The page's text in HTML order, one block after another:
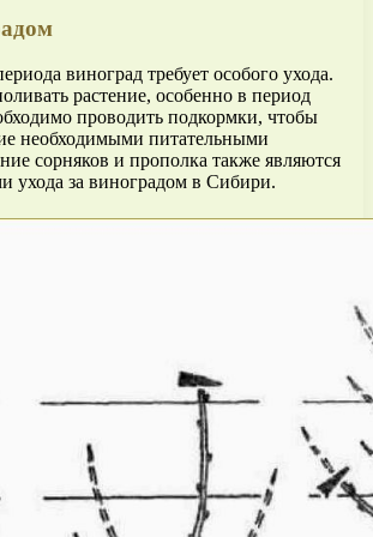
виноград требует особого ухода.
растение, особенно в период
проводить подкормки, чтобы
необходимыми питательными
сорняков и прополка также являются
ухода за виноградом в Сибири.